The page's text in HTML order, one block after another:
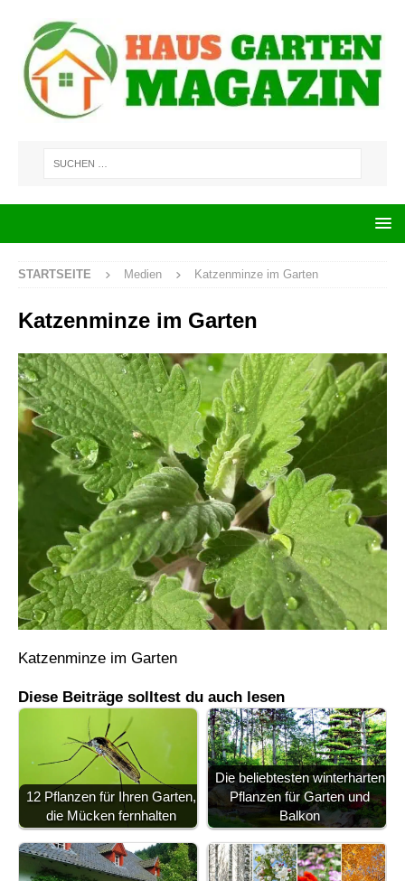
STARTSEITE Medien Katzenminze im Garten
Katzenminze im Garten
Katzenminze im Garten
Diese Beiträge solltest du auch lesen
12 Pflanzen für Ihren Garten,
die Mücken fernhalten
Die beliebtesten winterharten
Pflanzen für Garten und
Balkon